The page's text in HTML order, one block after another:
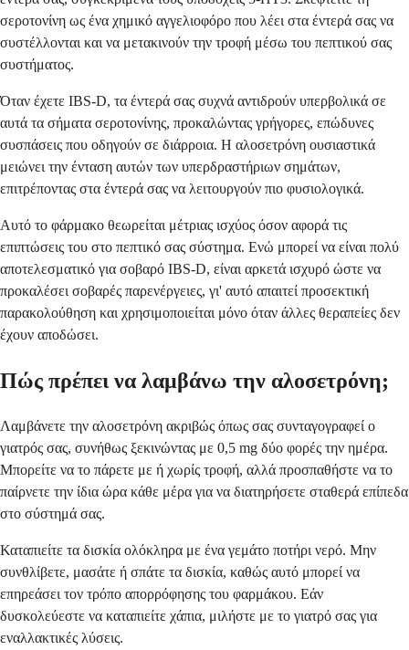
σεροτονίνη ως ένα χημικό αγγελιοφόρο που λέει στα έντερά σας να
συστέλλονται και να μετακινούν την τροφή μέσω του πεπτικού σας
συστήματος.
Όταν έχετε IBS-D, τα έντερά σας συχνά αντιδρούν υπερβολικά σε
αυτά τα σήματα σεροτονίνης, προκαλώντας γρήγορες, επώδυνες
συσπάσεις που οδηγούν σε διάρροια. Η αλοσετρόνη ουσιαστικά
μειώνει την ένταση αυτών των υπερδραστήριων σημάτων,
επιτρέποντας στα έντερά σας να λειτουργούν πιο φυσιολογικά.
Αυτό το φάρμακο θεωρείται μέτριας ισχύος όσον αφορά τις
επιπτώσεις του στο πεπτικό σας σύστημα. Ενώ μπορεί να είναι πολύ
αποτελεσματικό για σοβαρό IBS-D, είναι αρκετά ισχυρό ώστε να
προκαλέσει σοβαρές παρενέργειες, γι' αυτό απαιτεί προσεκτική
παρακολούθηση και χρησιμοποιείται μόνο όταν άλλες θεραπείες δεν
έχουν αποδώσει.
Πώς πρέπει να λαμβάνω την αλοσετρόνη;
Λαμβάνετε την αλοσετρόνη ακριβώς όπως σας συνταγογραφεί ο
γιατρός σας, συνήθως ξεκινώντας με 0,5 mg δύο φορές την ημέρα.
Μπορείτε να το πάρετε με ή χωρίς τροφή, αλλά προσπαθήστε να το
παίρνετε την ίδια ώρα κάθε μέρα για να διατηρήσετε σταθερά επίπεδα
στο σύστημά σας.
Καταπιείτε τα δισκία ολόκληρα με ένα γεμάτο ποτήρι νερό. Μην
συνθλίβετε, μασάτε ή σπάτε τα δισκία, καθώς αυτό μπορεί να
επηρεάσει τον τρόπο απορρόφησης του φαρμάκου. Εάν
δυσκολεύεστε να καταπιείτε χάπια, μιλήστε με το γιατρό σας για
εναλλακτικές λύσεις.